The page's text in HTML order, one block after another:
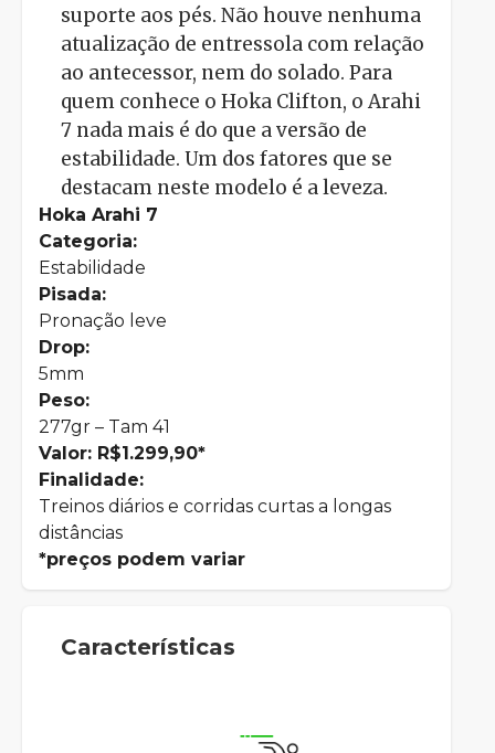
suporte aos pés. Não houve nenhuma
atualização de entressola com relação
ao antecessor, nem do solado. Para
quem conhece o Hoka Clifton, o Arahi
7 nada mais é do que a versão de
estabilidade. Um dos fatores que se
destacam neste modelo é a leveza.
Hoka Arahi 7
Categoria:
Estabilidade
Pisada:
Pronação leve
Drop:
5mm
Peso:
277gr – Tam 41
Valor: R$1.299,90*
Finalidade:
Treinos diários e corridas curtas a longas
distâncias
*preços podem variar
Características